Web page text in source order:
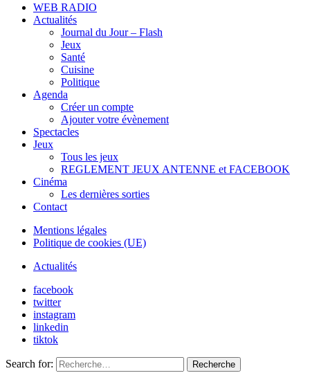
WEB RADIO
Actualités
Journal du Jour – Flash
Jeux
Santé
Cuisine
Politique
Agenda
Créer un compte
Ajouter votre évènement
Spectacles
Jeux
Tous les jeux
REGLEMENT JEUX ANTENNE et FACEBOOK
Cinéma
Les dernières sorties
Contact
Mentions légales
Politique de cookies (UE)
Actualités
facebook
twitter
instagram
linkedin
tiktok
Search for: Recherche